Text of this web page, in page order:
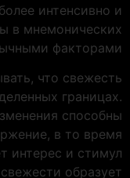
интенсивно и
в мнемонических
факторами.
что свежесть
границах.
способны
в то время
интерес и стимул
образует